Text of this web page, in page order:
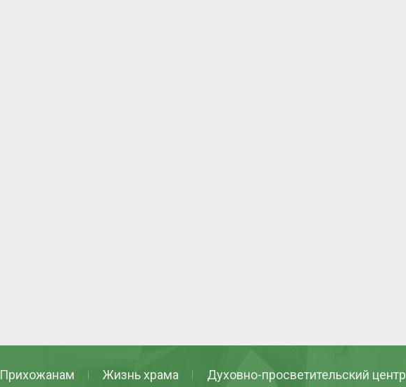
Прихожанам Жизнь храма Духовно-просветительский центр